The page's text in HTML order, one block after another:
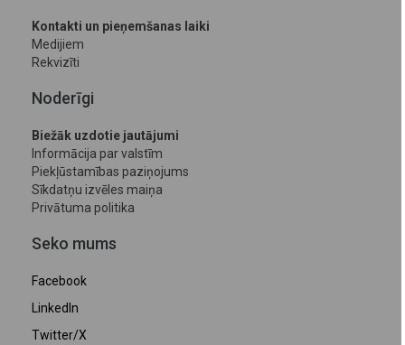
Kontakti un pieņemšanas laiki
Medijiem
Rekvizīti
Noderīgi
Biežāk uzdotie jautājumi
Informācija par valstīm
Piekļūstamības paziņojums
Sīkdatņu izvēles maiņa
Privātuma politika
Seko mums
Facebook
LinkedIn
Twitter/X